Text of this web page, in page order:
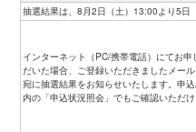
抽選結果は、8月2日（土）13:00より5日
インターネット（PC/携帯電話）にてお申
だいた場合、ご登録いただきましたメー
宛に抽選結果をお知らせいたします。申
内の「申込状況照会」でもご確認いただけ